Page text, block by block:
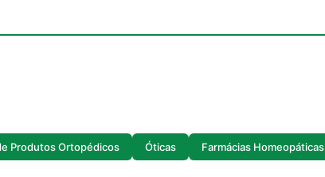
Produtos Ortopédicos Óticas Farmácias Homeopáticas